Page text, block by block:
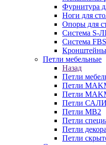
Фурнитура
Ноги для
Опоры для
Система S-
Система
Кронштейны
Петли мебельные
Назад
Петли
Петли
Петли
Петли
Петли MB2
Петли
Петли
Петли